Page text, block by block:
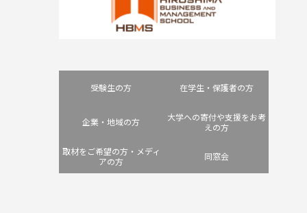
受験生の方 在学生・保護者の方
企業・地域の方
大学への寄付や支援をお考
えの方
取材をご希望の方・メディ
アの方
同窓会